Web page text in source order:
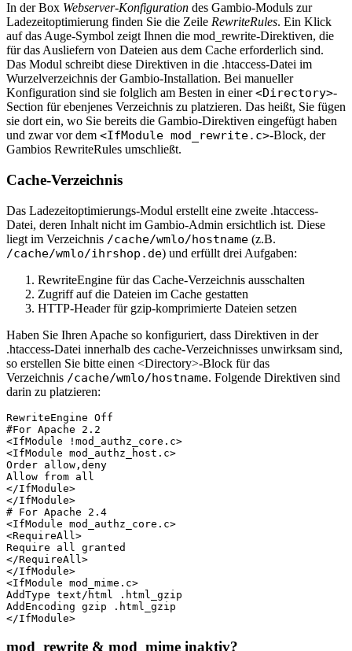
In der Box Webserver-Konfiguration des Gambio-Moduls zur
Ladezeitoptimierung finden Sie die Zeile RewriteRules. Ein Klick
auf das Auge-Symbol zeigt Ihnen die mod_rewrite-Direktiven, die
für das Ausliefern von Dateien aus dem Cache erforderlich sind.
Das Modul schreibt diese Direktiven in die .htaccess-Datei im
Wurzelverzeichnis der Gambio-Installation. Bei manueller
Konfiguration sind sie folglich am Besten in einer<Directory>-
Section für ebenjenes Verzeichnis zu platzieren. Das heißt, Sie fügen
sie dort ein, wo Sie bereits die Gambio-Direktiven eingefügt haben
und zwar vor dem <IfModule mod_rewrite.c>-Block, der
Gambios RewriteRules umschließt.
Cache-Verzeichnis
Das Ladezeitoptimierungs-Modul erstellt eine zweite .htaccess-
Datei, deren Inhalt nicht im Gambio-Admin ersichtlich ist. Diese
liegt im Verzeichnis /cache/wmlo/hostname (z.B.
/cache/wmlo/ihrshop.de) und erfüllt drei Aufgaben:
RewriteEngine für das Cache-Verzeichnis ausschalten
Zugriff auf die Dateien im Cache gestatten
HTTP-Header für gzip-komprimierte Dateien setzen
Haben Sie Ihren Apache so konfiguriert, dass Direktiven in der
.htaccess-Datei innerhalb des cache-Verzeichnisses unwirksam sind,
so erstellen Sie bitte einen <Directory>-Block für das
Verzeichnis /cache/wmlo/hostname. Folgende Direktiven sind
darin zu platzieren:
RewriteEngine Off
#For Apache 2.2
<IfModule !mod_authz_core.c>
<IfModule mod_authz_host.c>
Order allow,deny
Allow from all
</IfModule>
</IfModule>
# For Apache 2.4
<IfModule mod_authz_core.c>
<RequireAll>
Require all granted
</RequireAll>
</IfModule>
<IfModule mod_mime.c>
AddType text/html .html_gzip
AddEncoding gzip .html_gzip
mod_rewrite & mod_mime inaktiv?